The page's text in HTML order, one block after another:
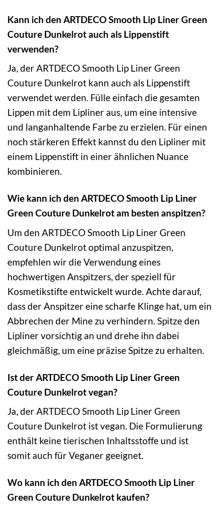
Kann ich den ARTDECO Smooth Lip Liner Green
Couture Dunkelrot auch als Lippenstift
verwenden?
Ja, der ARTDECO Smooth Lip Liner Green
Couture Dunkelrot kann auch als Lippenstift
verwendet werden. Fülle einfach die gesamten
Lippen mit dem Lipliner aus, um eine intensive
und langanhaltende Farbe zu erzielen. Für einen
noch stärkeren Effekt kannst du den Lipliner mit
einem Lippenstift in einer ähnlichen Nuance
kombinieren.
Wie kann ich den ARTDECO Smooth Lip Liner
Green Couture Dunkelrot am besten anspitzen?
Um den ARTDECO Smooth Lip Liner Green
Couture Dunkelrot optimal anzuspitzen,
empfehlen wir die Verwendung eines
hochwertigen Anspitzers, der speziell für
Kosmetikstifte entwickelt wurde. Achte darauf,
dass der Anspitzer eine scharfe Klinge hat, um ein
Abbrechen der Mine zu verhindern. Spitze den
Lipliner vorsichtig an und drehe ihn dabei
gleichmäßig, um eine präzise Spitze zu erhalten.
Ist der ARTDECO Smooth Lip Liner Green
Couture Dunkelrot vegan?
Ja, der ARTDECO Smooth Lip Liner Green
Couture Dunkelrot ist vegan. Die Formulierung
enthält keine tierischen Inhaltsstoffe und ist
somit auch für Veganer geeignet.
Wo kann ich den ARTDECO Smooth Lip Liner
Green Couture Dunkelrot kaufen?